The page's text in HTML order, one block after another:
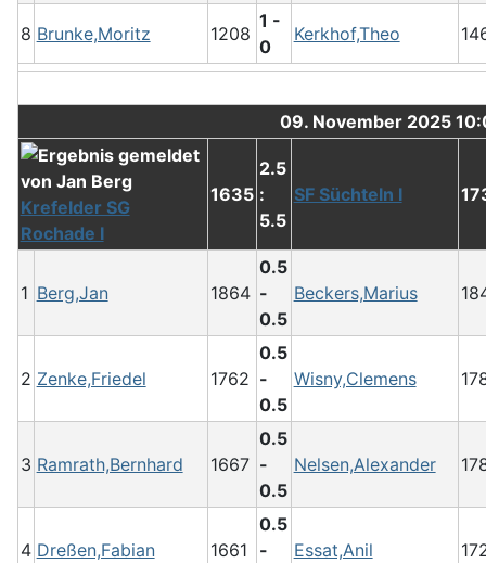
8 Brunke,Moritz 1208
1 -
0
Kerkhof,Theo
09. November 2025
Krefelder SG
Rochade I
1635
2.5
:
5.5
SF Süchteln I
1 Berg,Jan 1864
0.5
-
0.5
Beckers,Marius
2 Zenke,Friedel 1762
0.5
-
0.5
Wisny,Clemens
3 Ramrath,Bernhard 1667
0.5
-
0.5
Nelsen,Alexander
4 Dreßen,Fabian 1661
0.5
-
Essat,Anil